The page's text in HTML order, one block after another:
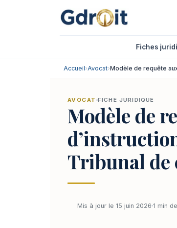
Fiches
Accueil›Avocat›Modèle de requête
AVOCAT FICHE JURIDIQUE
Modèle de
Tribunal de
Mis à jour le 15 juin 2026 1 min